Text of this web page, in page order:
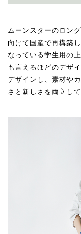
ムーンスターのロン
向けて国産で再構築
なっている学生用の
も言えるほどのデザ
デザインし、素材や
さと新しさを両立して